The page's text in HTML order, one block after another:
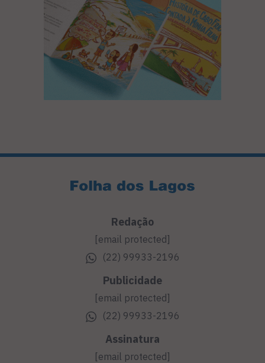
Redação
[email protected]
(22) 99933-2196
Publicidade
[email protected]
(22) 99933-2196
Assinatura
[email protected]